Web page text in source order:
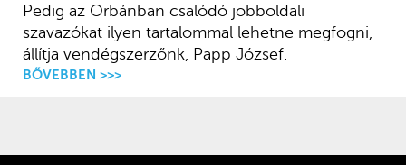
Pedig az Orbánban csalódó jobboldali
szavazókat ilyen tartalommal lehetne megfogni,
állítja vendégszerzőnk, Papp József.
BŐVEBBEN >>>